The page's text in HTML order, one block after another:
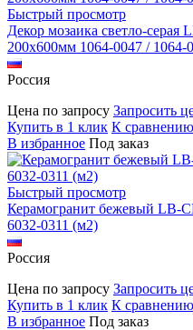
Быстрый просмотр
Декор мозаика светло-
200x600мм 1064-0047 / 1064-
Россия
Цена по запросу Запросить
Купить в 1 клик К сравнению
В избранное Под заказ
Быстрый просмотр
Керамогранит бежевый LB-
6032-0311 (м2)
Россия
Цена по запросу Запросить
Купить в 1 клик К сравнению
В избранное Под заказ